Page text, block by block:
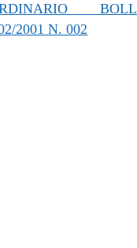
2001 N. 002